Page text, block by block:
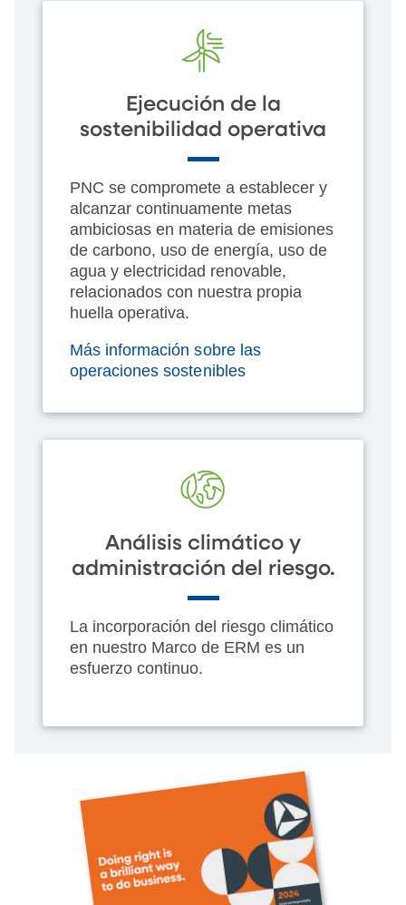
Ejecución de la
sostenibilidad operativa
PNC se compromete a establecer y
alcanzar continuamente metas
ambiciosas en materia de emisiones
de carbono, uso de energía, uso de
agua y electricidad renovable,
relacionados con nuestra propia
huella operativa.
Más información sobre las
operaciones sostenibles
Análisis climático y
administración del riesgo.
La incorporación del riesgo climático
en nuestro Marco de ERM es un
esfuerzo continuo.